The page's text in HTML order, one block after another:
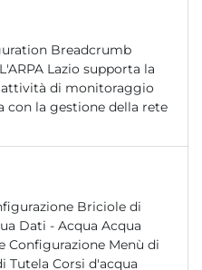
Breadcrumb
Lazio supporta la
attività di monitoraggio
con la gestione della rete
Briciole di
Dati - Acqua Acqua
Configurazione Menù di
Tutela Corsi d'acqua